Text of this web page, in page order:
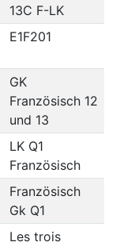
13C F-LK
E1F201
GK
Französisch 12
und 13
LK Q1
Französisch
Französisch
Gk Q1
Les trois